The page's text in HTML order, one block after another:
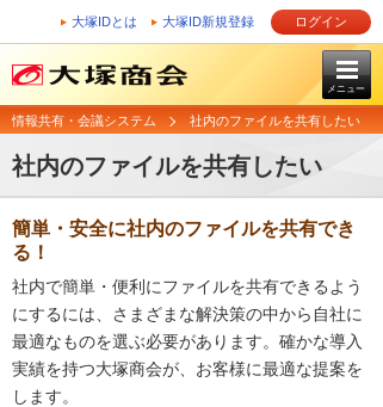
大塚IDとは 大塚ID新規登録 ログイン
メニュー
情報共有・会議システム 社内のファイルを共有したい
社内のファイルを共有したい
簡単・安全に社内のファイルを共有でき
る！
社内で簡単・便利にファイルを共有できるよう
にするには、さまざまな解決策の中から自社に
最適なものを選ぶ必要があります。確かな導入
実績を持つ大塚商会が、お客様に最適な提案を
します。